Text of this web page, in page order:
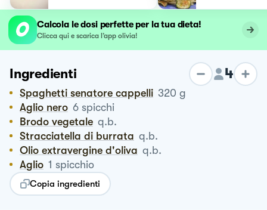
Calcola le dosi perfette per la tua dieta!
Clicca qui e scarica l’app olivia!
Ingredienti 4
Spaghetti senatore cappelli 320 g
Aglio nero 6 spicchi
Brodo vegetale q.b.
Stracciatella di burrata q.b.
Olio extravergine d'oliva q.b.
Aglio 1 spicchio
Copia ingredienti